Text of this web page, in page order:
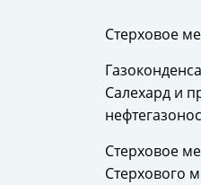
Стерховое
Салехард и
Стерховое
Стерхового